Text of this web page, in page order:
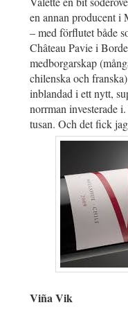
en annan producent i
– med förflutet både
Château Pavie i
medborgarskap
chilenska och
inblandad i ett nytt,
norrman investerade
tusan. Och det fick
Viña Vik